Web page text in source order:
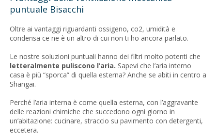
puntuale Bisacchi
Oltre ai vantaggi riguardanti ossigeno, co2, umidità e
condensa ce ne è un altro di cui non ti ho ancora parlato.
Le nostre soluzioni puntuali hanno dei filtri molto potenti che
letteralmente puliscono l’aria. Sapevi che l’aria interno
casa è più “sporca” di quella esterna? Anche se abiti in centro a
Shangai.
Perché l’aria interna è come quella esterna, con l’aggravante
delle reazioni chimiche che succedono ogni giorno in
un’abitazione: cucinare, straccio su pavimento con detergenti,
eccetera.